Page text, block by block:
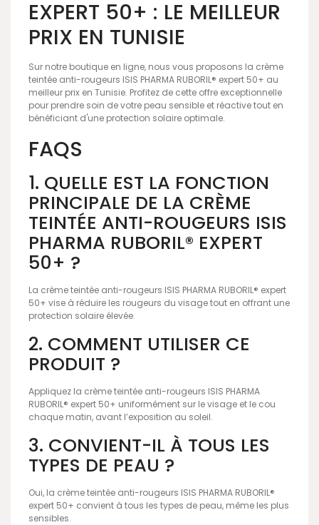
EXPERT 50+ : LE MEILLEUR
PRIX EN TUNISIE
Sur notre boutique en ligne, nous vous proposons la crème
teintée anti-rougeurs ISIS PHARMA RUBORIL® expert 50+ au
meilleur prix en Tunisie. Profitez de cette offre exceptionnelle
pour prendre soin de votre peau sensible et réactive tout en
bénéficiant d'une protection solaire optimale.
FAQS
1. QUELLE EST LA FONCTION
PRINCIPALE DE LA CRÈME
TEINTÉE ANTI-ROUGEURS ISIS
PHARMA RUBORIL® EXPERT
50+ ?
La crème teintée anti-rougeurs ISIS PHARMA RUBORIL® expert
50+ vise à réduire les rougeurs du visage tout en offrant une
protection solaire élevée.
2. COMMENT UTILISER CE
PRODUIT ?
Appliquez la crème teintée anti-rougeurs ISIS PHARMA
RUBORIL® expert 50+ uniformément sur le visage et le cou
chaque matin, avant l’exposition au soleil.
3. CONVIENT-IL À TOUS LES
TYPES DE PEAU ?
Oui, la crème teintée anti-rougeurs ISIS PHARMA RUBORIL®
expert 50+ convient à tous les types de peau, même les plus
sensibles.